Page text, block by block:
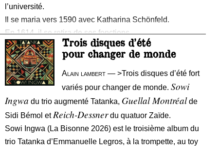
l’université.
Il se maria vers 1590 avec Katharina Schönfeld.
En 1614, il se retira de ses fonctions.
Son fils, Johannes Olthoff (1595-1662), fut également
magister l’université de Rostock, il étudia aussi aux
universités de Wittenberg et de Leipzig, occupa un poste
d’assistant à l’université d’Iéna et devint vice-recteur
Trois disques d’été
pour changer de monde
Alain lambert — >Trois disques d’été fort
variés pour changer de monde. Sowi
Ingwa du trio augmenté Tatanka, Guellal Montréal de
Sidi Bémol etReich-Dessnerdu quatuor Zaïde.
Sowi Ingwa (La Bisonne 2026) est le troisième album du
trio Tatanka d’Emmanuelle Legros, à la trompette, au toy